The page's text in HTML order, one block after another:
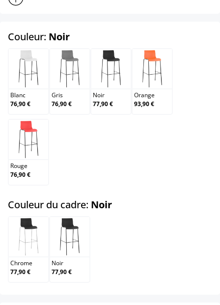
Couleur: Noirselect
Blanc
Blanc
76,90 €
Gris
Gris
76,90 €
Noir
Noir
77,90 €
Orange
Orange
93,90 €
Rouge
Rouge
76,90 €
Couleur du cadre: Noirselect
Chrome
Chrome
77,90 €
Noir
Noir
77,90 €